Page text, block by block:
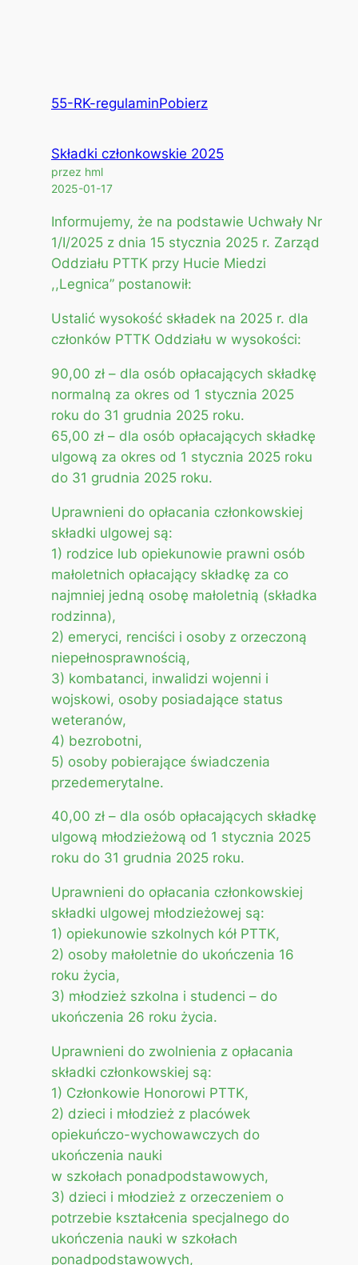
55-RK-regulaminPobierz
Składki członkowskie 2025
przez hml
2025-01-17
Informujemy, że na podstawie Uchwały Nr
1/I/2025 z dnia 15 stycznia 2025 r. Zarząd
Oddziału PTTK przy Hucie Miedzi
,,Legnica” postanowił:
Ustalić wysokość składek na 2025 r. dla
członków PTTK Oddziału w wysokości:
90,00 zł – dla osób opłacających składkę
normalną za okres od 1 stycznia 2025
roku do 31 grudnia 2025 roku.
65,00 zł – dla osób opłacających składkę
ulgową za okres od 1 stycznia 2025 roku
do 31 grudnia 2025 roku.
Uprawnieni do opłacania członkowskiej
składki ulgowej są:
1) rodzice lub opiekunowie prawni osób
małoletnich opłacający składkę za co
najmniej jedną osobę małoletnią (składka
rodzinna),
2) emeryci, renciści i osoby z orzeczoną
niepełnosprawnością,
3) kombatanci, inwalidzi wojenni i
wojskowi, osoby posiadające status
weteranów,
4) bezrobotni,
5) osoby pobierające świadczenia
przedemerytalne.
40,00 zł – dla osób opłacających składkę
ulgową młodzieżową od 1 stycznia 2025
roku do 31 grudnia 2025 roku.
Uprawnieni do opłacania członkowskiej
składki ulgowej młodzieżowej są:
1) opiekunowie szkolnych kół PTTK,
2) osoby małoletnie do ukończenia 16
roku życia,
3) młodzież szkolna i studenci – do
ukończenia 26 roku życia.
Uprawnieni do zwolnienia z opłacania
składki członkowskiej są:
1) Członkowie Honorowi PTTK,
2) dzieci i młodzież z placówek
opiekuńczo-wychowawczych do
ukończenia nauki
w szkołach ponadpodstawowych,
3) dzieci i młodzież z orzeczeniem o
potrzebie kształcenia specjalnego do
ukończenia nauki w szkołach
ponadpodstawowych,